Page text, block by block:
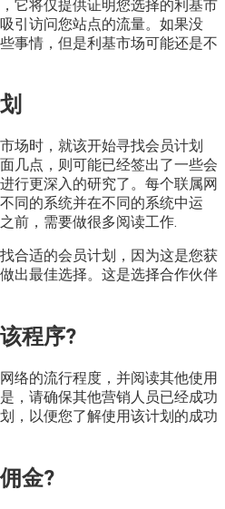
它将仅提供证明您选择的利基市
引访问您站点的流量。如果没
事情，但是利基市场可能还是不
场时，就该开始寻找会员计划
几点，则可能已经签出了一些会
行更深入的研究了。每个联属网
同的系统并在不同的系统中运
前，需要做很多阅读工作.
合适的会员计划，因为这是您获
出最佳选择。这是选择合作伙伴
程序?
络的流行程度，并阅读其他使用
，请确保其他营销人员已经成功
，以便您了解使用该计划的成功
金?